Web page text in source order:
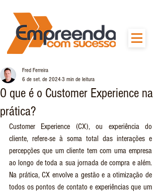
O que é o Customer Experience na
prática?
Fred Ferreira
6 de set. de 2024 3 min de leitura
Customer Experience (CX), ou experiência do
cliente, refere-se à soma total das interações e
percepções que um cliente tem com uma empresa
ao longo de toda a sua jornada de compra e além.
Na prática, CX envolve a gestão e a otimização de
todos os pontos de contato e experiências que um